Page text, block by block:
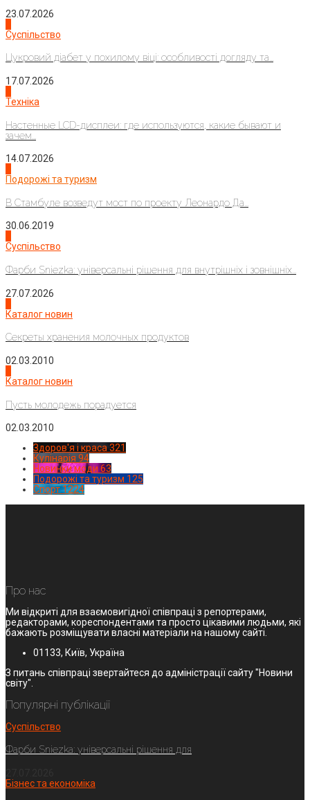
23.07.2026
Суспільство
Цукровий діабет у похилому віці: особливості догляду та...
17.07.2026
Техніка
Настенные LCD-дисплеи: где используются, какие бывают и
зачем...
14.07.2026
Подорожі та туризм
В Стамбуле возведут мост по проекту Леонардо Да...
30.06.2019
Суспільство
Фарби Sniezka: універсальні рішення для внутрішніх і зовнішніх...
27.07.2026
Каталог новин
Секреты хранения молочных продуктов
02.03.2010
Каталог новин
Пусть молодежь порадуется
02.03.2010
Здоров'я і краса 321
Кулінарія 94
Новинки моди 63
Подорожі та туризм 125
Спорт1224
Про нас
Ми відкриті для взаємовигідної співпраці з репортерами,
редакторами, кореспондентами та просто цікавими людьми, які
бажають розміщувати власні матеріали на нашому сайті.
01133, Київ, Україна
З питань співпраці звертайтеся до адміністрації сайту "Новини
світу".
Популярні публікації
Суспільство
Фарби Sniezka: універсальні рішення для
Бізнес та економіка